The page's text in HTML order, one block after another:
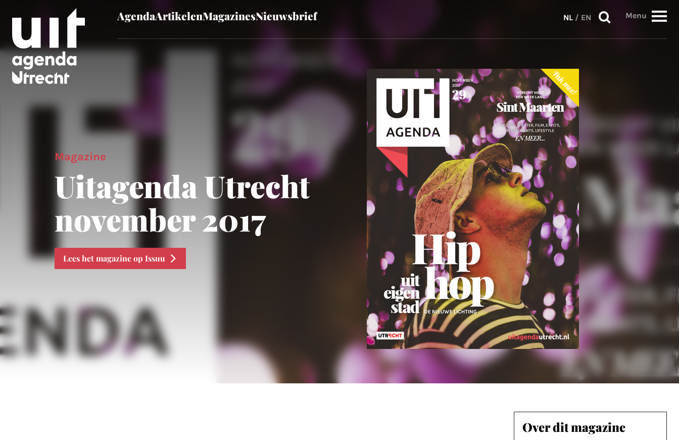
Skip to main content AgendaArtikelenMagazinesNieuwsbrief NL / EN Menu
Magazine
Uitagenda Utrecht
november 2017
Lees het magazine op Issuu
Over dit magazine